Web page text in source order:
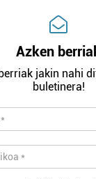
Azken
jakin nahi
buletinera!